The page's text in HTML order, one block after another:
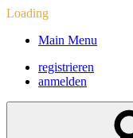
Loading
Main Menu
registrieren
anmelden